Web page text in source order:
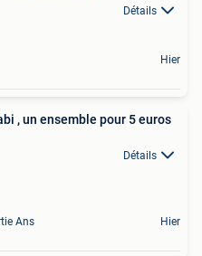
Détails
Hier
, un ensemble pour 5 euros
Détails
Ans Hier